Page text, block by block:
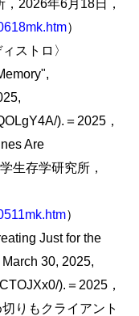
2026年6月18日，
）
ストロ〉
).＝2025，
Are
生存学研究所，
）
Just for the
March 30, 2025,
).＝2025，
りもクライアント